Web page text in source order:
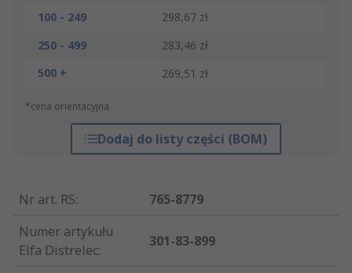
100 - 249
298,67 zł
250 - 499
283,46 zł
500 +
269,51 zł
*cena orientacyjna
Dodaj do listy części (BOM)
Nr art. RS:
765-8779
Numer artykułu
Elfa Distrelec:
301-83-899